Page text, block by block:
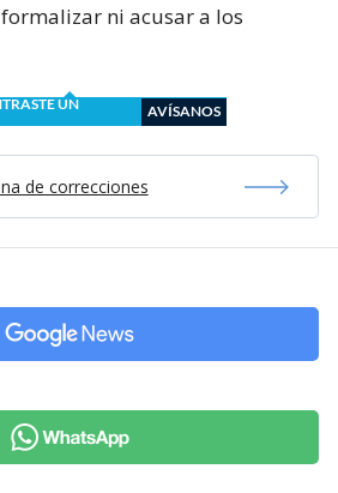
ni acusar a los
UN
AVÍSANOS
de correcciones